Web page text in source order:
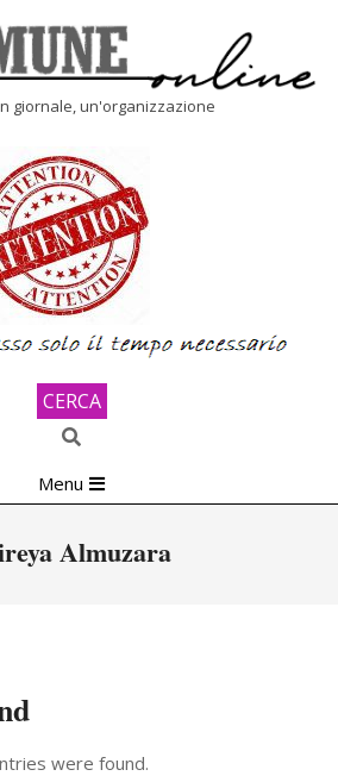
giornale, un'organizzazione
CERCA
Search
Menu
Almuzara
were found.